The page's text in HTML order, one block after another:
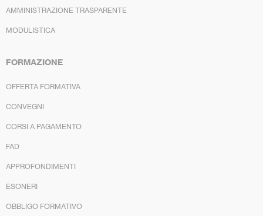
AMMINISTRAZIONE TRASPARENTE
MODULISTICA
FORMAZIONE
OFFERTA FORMATIVA
CONVEGNI
CORSI A PAGAMENTO
FAD
APPROFONDIMENTI
ESONERI
OBBLIGO FORMATIVO